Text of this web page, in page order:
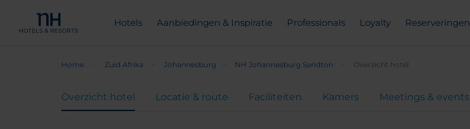
Hotels Aanbiedingen & Inspiratie Professionals Loyalty Reserveringen
Home Zuid Afrika Johannesburg NH Johannesburg Sandton Overzicht hotel
Overzicht hotel Locatie & route Faciliteiten Kamers Meetings & events